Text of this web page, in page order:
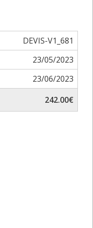
DEVIS-V1_681
23/05/2023
23/06/2023
242.00€